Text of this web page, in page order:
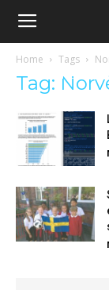
Ecole
démocratique
–
Democratische
Tribunes
Home Tags
Tag: